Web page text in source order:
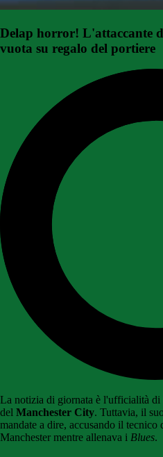
Delap horror! L'attaccante
vuota su regalo del portiere
La notizia di giornata è l'ufficialità di
del Manchester City. Tuttavia, il
mandate a dire, accusando il
Manchester mentre allenava i Blues.